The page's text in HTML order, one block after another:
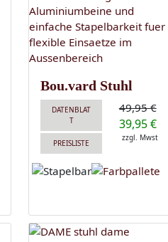
Bou.vard Stuhl
DATENBLAT
T
PREISLISTE
49,95 €
39,95 €
zzgl. Mwst